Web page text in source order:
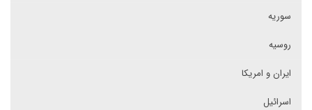
سوریه
روسیه
ایران و امریکا
اسرائیل